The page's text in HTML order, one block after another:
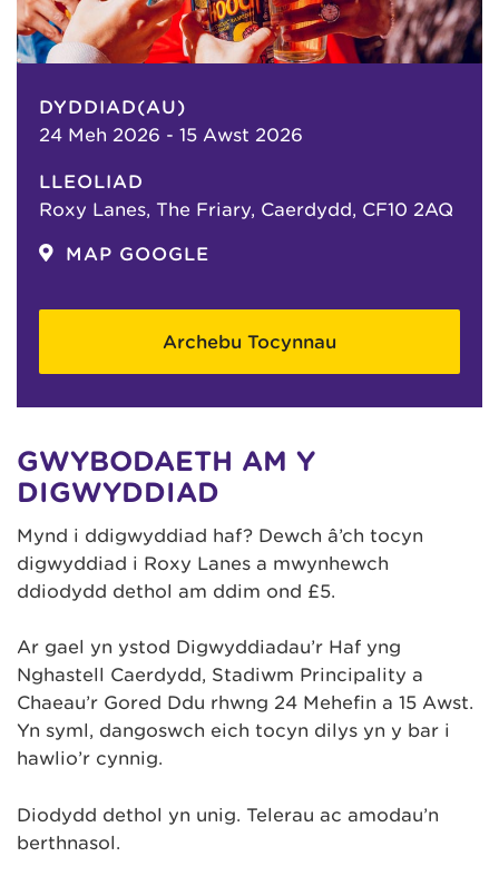
DYDDIAD(AU)
24 Meh 2026 - 15 Awst 2026
LLEOLIAD
Roxy Lanes, The Friary, Caerdydd, CF10 2AQ
MAP GOOGLE
Archebu Tocynnau
GWYBODAETH AM Y
DIGWYDDIAD
Mynd i ddigwyddiad haf? Dewch â’ch tocyn
digwyddiad i Roxy Lanes a mwynhewch
ddiodydd dethol am ddim ond £5.
Ar gael yn ystod Digwyddiadau’r Haf yng
Nghastell Caerdydd, Stadiwm Principality a
Chaeau’r Gored Ddu rhwng 24 Mehefin a 15 Awst.
Yn syml, dangoswch eich tocyn dilys yn y bar i
hawlio’r cynnig.
Diodydd dethol yn unig. Telerau ac amodau’n
berthnasol.